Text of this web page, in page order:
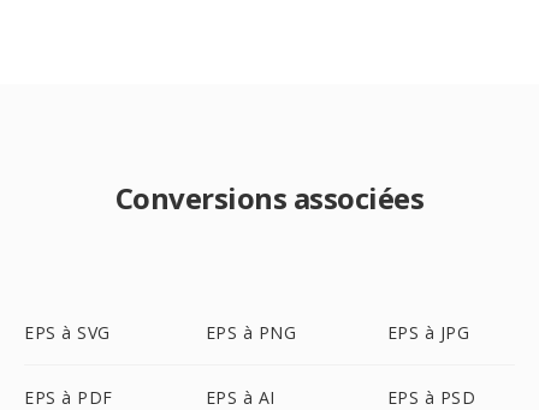
Conversions associées
EPS à SVG EPS à PNG EPS à JPG
EPS à PDF EPS à AI EPS à PSD